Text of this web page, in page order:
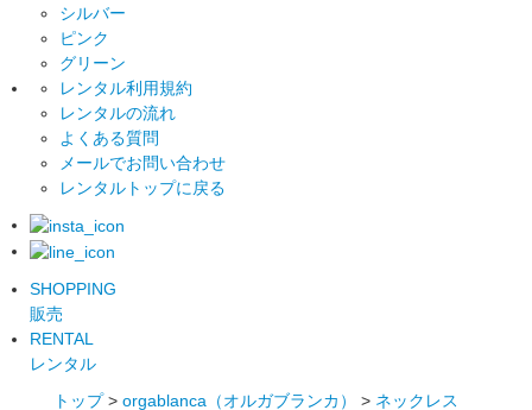
シルバー
ピンク
グリーン
レンタル利用規約
レンタルの流れ
よくある質問
メールでお問い合わせ
レンタルトップに戻る
SHOPPING
販売
RENTAL
レンタル
トップ > orgablanca（オルガブランカ） > ネックレス